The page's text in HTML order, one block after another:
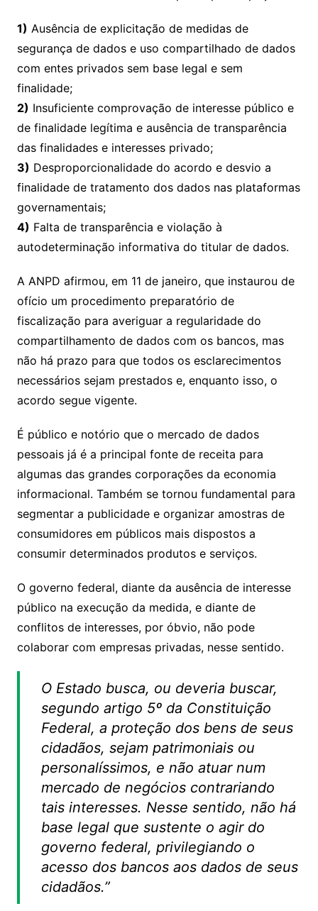
1) Ausência de explicitação de medidas de
segurança de dados e uso compartilhado de dados
com entes privados sem base legal e sem
finalidade;
2) Insuficiente comprovação de interesse público e
de finalidade legítima e ausência de transparência
das finalidades e interesses privado;
3) Desproporcionalidade do acordo e desvio a
finalidade de tratamento dos dados nas plataformas
governamentais;
4) Falta de transparência e violação à
autodeterminação informativa do titular de dados.
A ANPD afirmou, em 11 de janeiro, que instaurou de
ofício um procedimento preparatório de
fiscalização para averiguar a regularidade do
compartilhamento de dados com os bancos, mas
não há prazo para que todos os esclarecimentos
necessários sejam prestados e, enquanto isso, o
acordo segue vigente.
É público e notório que o mercado de dados
pessoais já é a principal fonte de receita para
algumas das grandes corporações da economia
informacional. Também se tornou fundamental para
segmentar a publicidade e organizar amostras de
consumidores em públicos mais dispostos a
consumir determinados produtos e serviços.
O governo federal, diante da ausência de interesse
público na execução da medida, e diante de
conflitos de interesses, por óbvio, não pode
colaborar com empresas privadas, nesse sentido.
O Estado busca, ou deveria buscar,
segundo artigo 5º da Constituição
Federal, a proteção dos bens de seus
cidadãos, sejam patrimoniais ou
personalíssimos, e não atuar num
mercado de negócios contrariando
tais interesses. Nesse sentido, não há
base legal que sustente o agir do
governo federal, privilegiando o
acesso dos bancos aos dados de seus
cidadãos.”